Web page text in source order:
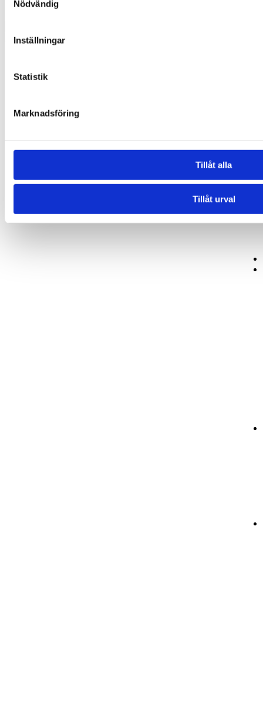
Nödvändig
Inställningar
Statistik
Marknadsföring
Tillåt alla
Tillåt urval